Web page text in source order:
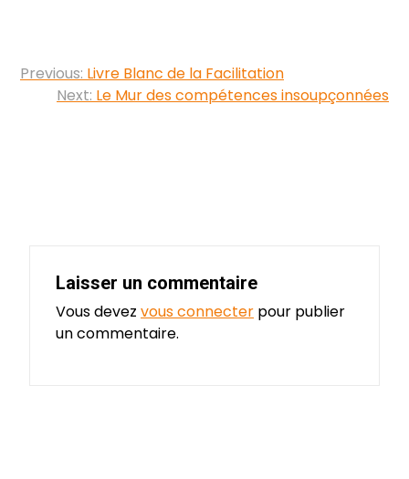
Navigation
Previous: Livre Blanc de la Facilitation
Next: Le Mur des compétences insoupçonnées
Laisser un commentaire
Vous devez vous connecter pour publier
un commentaire.